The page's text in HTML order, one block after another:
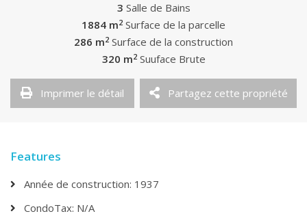
3 Salle de Bains
1884 m2 Surface de la parcelle
286 m2 Surface de la construction
320 m2Suuface Brute
Imprimer le détail Partagez cette propriété
Features
Année de construction: 1937
CondoTax: N/A